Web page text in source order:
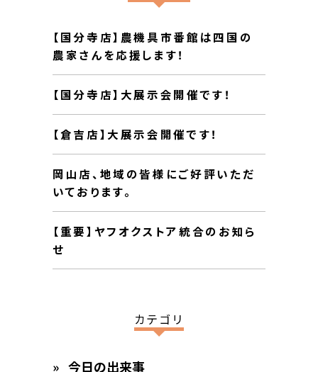
【国分寺店】農機具市番館は四国の
農家さんを応援します！
【国分寺店】大展示会開催です！
【倉吉店】大展示会開催です！
岡山店、地域の皆様にご好評いただ
いております。
【重要】ヤフオクストア統合のお知ら
せ
カテゴリ
今日の出来事